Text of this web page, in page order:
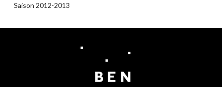
Saison 2012-2013